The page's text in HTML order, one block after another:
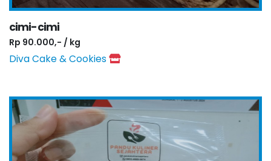
cimi-cimi
Rp 90.000,- / kg
Diva Cake & Cookies